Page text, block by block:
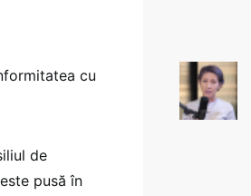
cu
de
pusă în